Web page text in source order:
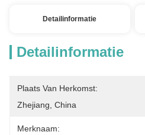
Detailinformatie
Detailinformatie
Plaats Van Herkomst:
Zhejiang, China
Merknaam: